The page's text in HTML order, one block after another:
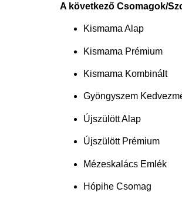
A következő Csomagok/
Kismama Alap
Kismama Prémium
Kismama Kombinált
Gyöngyszem
Újszülött Alap
Újszülött Prémium
Mézeskalács Emlék
Hópihe Csomag